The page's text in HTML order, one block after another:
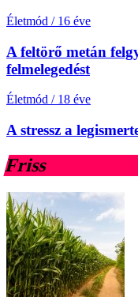
Életmód / 16 éve
A feltörő metán
felmelegedést
Életmód / 18 éve
A stressz a
Friss